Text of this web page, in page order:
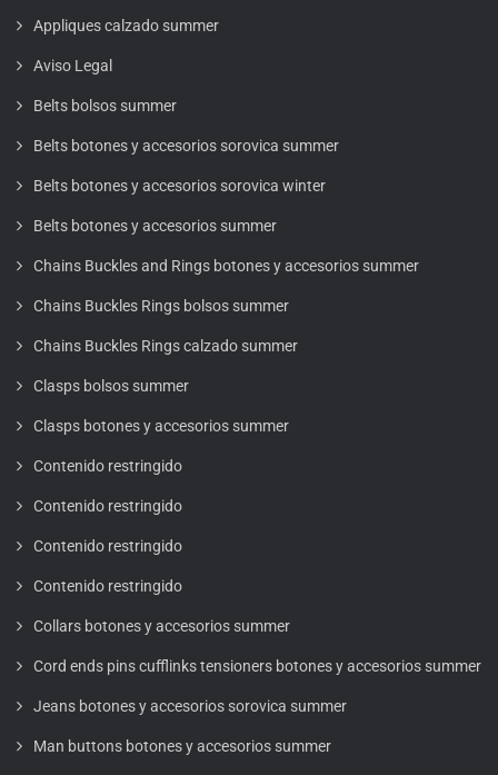
Appliques calzado summer
Aviso Legal
Belts bolsos summer
Belts botones y accesorios sorovica summer
Belts botones y accesorios sorovica winter
Belts botones y accesorios summer
Chains Buckles and Rings botones y accesorios summer
Chains Buckles Rings bolsos summer
Chains Buckles Rings calzado summer
Clasps bolsos summer
Clasps botones y accesorios summer
Contenido restringido
Contenido restringido
Contenido restringido
Contenido restringido
Collars botones y accesorios summer
Cord ends pins cufflinks tensioners botones y accesorios summer
Jeans botones y accesorios sorovica summer
Man buttons botones y accesorios summer